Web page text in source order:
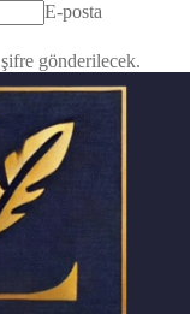
E-posta
gönderilecek.